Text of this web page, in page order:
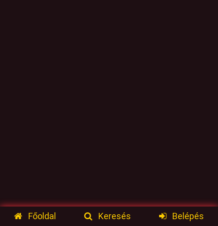
Főoldal Keresés Belépés